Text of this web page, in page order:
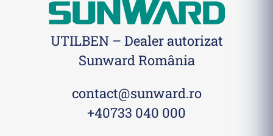
UTILBEN – Dealer autorizat
Sunward România
contact@sunward.ro
+40733 040 000